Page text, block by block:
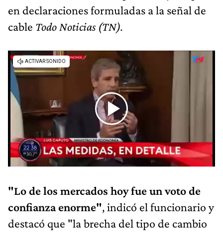
en declaraciones formuladas a la señal de
cable Todo Noticias (TN).
"Lo de los mercados hoy fue un voto de
confianza enorme", indicó el funcionario y
destacó que "la brecha del tipo de cambio